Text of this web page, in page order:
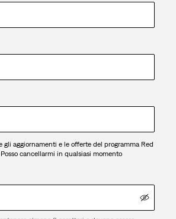
gli aggiornamenti e le offerte del programma Red
Posso cancellarmi in qualsiasi momento